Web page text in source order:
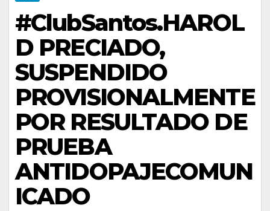
#ClubSantos.HAROL
D PRECIADO,
SUSPENDIDO
PROVISIONALMENTE
POR RESULTADO DE
PRUEBA
ANTIDOPAJECOMUN
ICADO